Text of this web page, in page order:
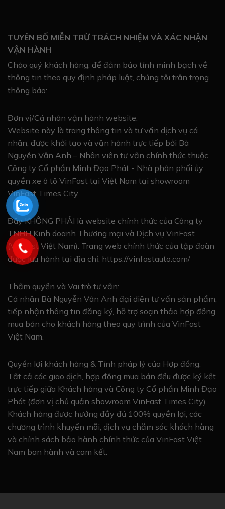
TUYÊN BỐ MIỄN TRỪ TRÁCH NHIỆM VÀ XÁC NHẬN
VẬN HÀNH
Chào quý khách hàng, để đảm bảo tính minh bạch về
thông tin theo quy định pháp luật, chúng tôi trân trọng
thông báo:
Đơn vị/Cá nhân vận hành website:
Website này là trang thông tin và tư vấn dịch vụ cá
nhân, được khởi tạo và vận hành trực tiếp bởi Bà
Nguyễn Vân Anh – Nhân viên tư vấn chính thức thuộc
Công ty Cổ phần Minh Đạo Phát - Nhà phân phối ủy
quyền xe ô tô VinFast tại Việt Nam tại showroom
VinFast Times City
Đây KHÔNG PHẢI là website chính thức của Công ty
TNHH Kinh doanh Thương mại và Dịch vụ VinFast
(VinFast Việt Nam). Trang web chính thức của tập đoàn
được lưu hành tại địa chỉ: https://vinfastauto.com/
Thẩm quyền và Vai trò tư vấn:
Cá nhân Bà Nguyễn Vân Anh đại diện tư vấn sản phẩm,
tiếp nhận thông tin đăng ký, hỗ trợ soạn thảo hợp đồng
mua bán cho khách hàng theo quy trình của VinFast
Việt Nam.
Quyền lợi khách hàng & Tính pháp lý của Hợp đồng:
Tất cả các giao dịch, hợp đồng mua bán đều được ký kết
trực tiếp giữa Khách hàng và Công ty Cổ phần Minh Đạo
Phát (đơn vị chủ quản showroom VinFast Times City).
Khách hàng được hưởng đầy đủ 100% quyền lợi, các
chương trình khuyến mãi, dịch vụ chăm sóc khách hàng
và chính sách bảo hành chính thức của VinFast Việt
Nam ban hành và cam kết.